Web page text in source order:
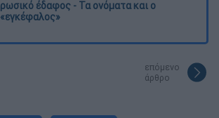
ρωσικό έδαφος - Τα ονόματα και ο
«εγκέφαλος»
επόμενο
άρθρο